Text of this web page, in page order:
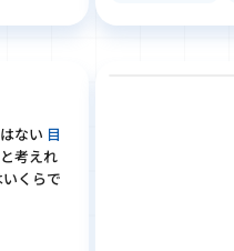
はない 目
と考えれ
くらで